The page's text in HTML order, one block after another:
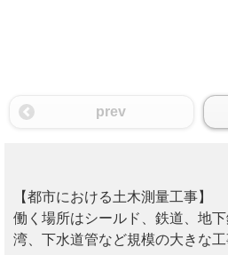
prev
【都市における土木測量工事】
働く場所はシールド、鉄道、地
湾、下水道管など規模の大きな工